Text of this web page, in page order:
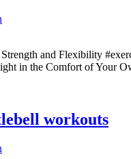
and Flexibility
in the Comfort of Your
workouts